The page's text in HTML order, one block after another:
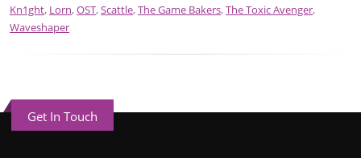
Kn1ght, Lorn,OST,Scattle,The Game Bakers,The Toxic Avenger,
Waveshaper
Get In Touch